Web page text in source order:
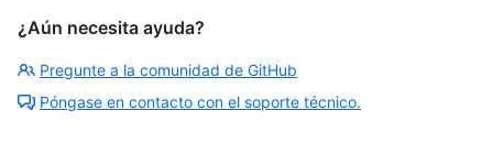
¿Aún necesita ayuda?
Pregunte a la comunidad de GitHub
Póngase en contacto con el soporte técnico.